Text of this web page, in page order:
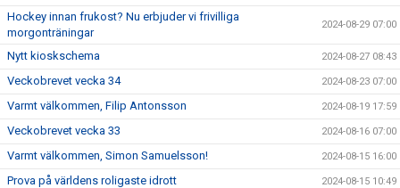
Hockey innan frukost? Nu erbjuder vi frivilliga
morgonträningar
2024-08-29 07:00
Nytt kioskschema 2024-08-27 08:43
Veckobrevet vecka 34 2024-08-23 07:00
Varmt välkommen, Filip Antonsson 2024-08-19 17:59
Veckobrevet vecka 33 2024-08-16 07:00
Varmt välkommen, Simon Samuelsson! 2024-08-15 16:00
Prova på världens roligaste idrott 2024-08-15 10:49